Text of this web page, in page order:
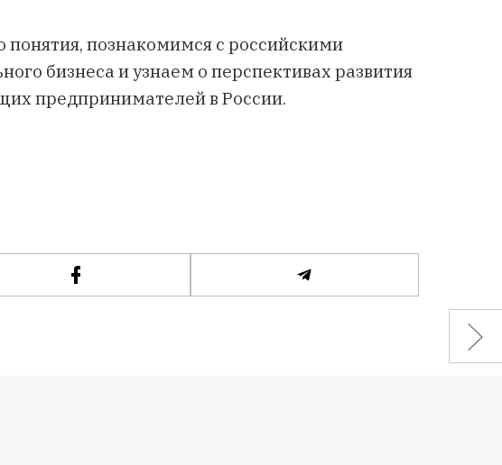
понятия, познакомимся с российскими
бизнеса и узнаем о перспективах развития
предпринимателей в России.